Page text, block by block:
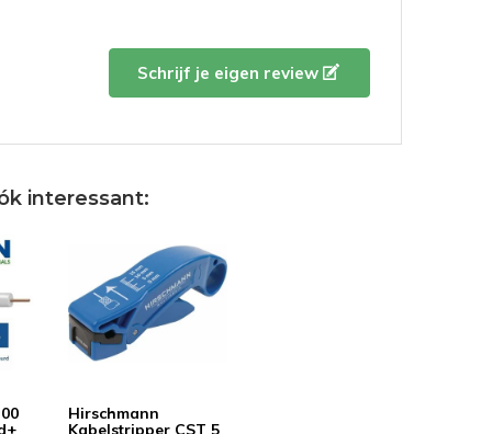
Mooi snel geleverd.
DoorPeter W.- 14-05-2020 11:04
5 / 5
Connector kun je stevig aandraaien.
Schrijf je eigen review
interessant:
Hirschmann
Kabelstripper CST 5